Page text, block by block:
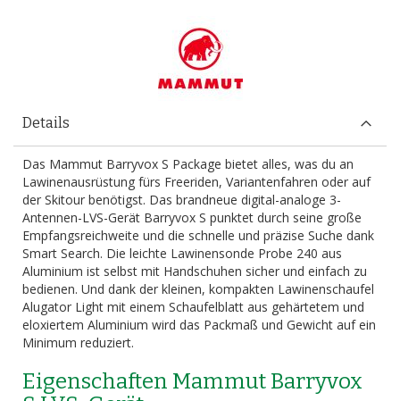
Details
Das Mammut Barryvox S Package bietet alles, was du an
Lawinenausrüstung fürs Freeriden, Variantenfahren oder auf
der Skitour benötigst. Das brandneue digital-analoge 3-
Antennen-LVS-Gerät Barryvox S punktet durch seine große
Empfangsreichweite und die schnelle und präzise Suche dank
Smart Search. Die leichte Lawinensonde Probe 240 aus
Aluminium ist selbst mit Handschuhen sicher und einfach zu
bedienen. Und dank der kleinen, kompakten Lawinenschaufel
Alugator Light mit einem Schaufelblatt aus gehärtetem und
eloxiertem Aluminium wird das Packmaß und Gewicht auf ein
Minimum reduziert.
Eigenschaften Mammut Barryvox